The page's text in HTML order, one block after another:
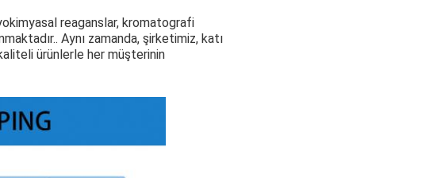
reaganslar, kromatografi
Aynı zamanda, şirketimiz, katı
ürünlerle her müşterinin